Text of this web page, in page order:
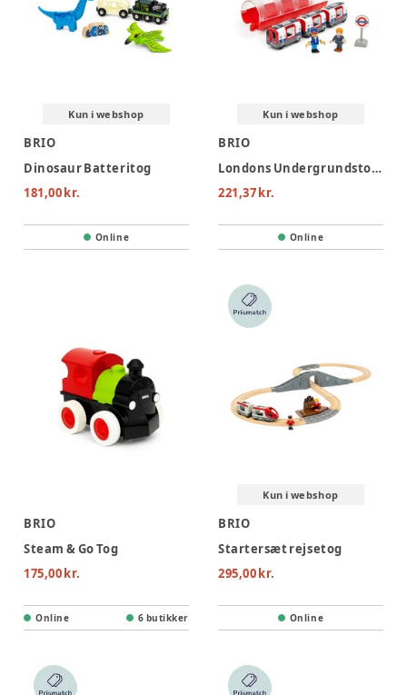
Kun i webshop
BRIO
Dinosaur Batteritog
181,00 kr.
Online
Kun i webshop
BRIO
Londons Undergrundstog(Trains of the World)
221,37 kr.
Online
BRIO
Steam & Go Tog
175,00 kr.
Online 6 butikker
Kun i webshop
BRIO
Startersæt rejsetog
295,00 kr.
Online